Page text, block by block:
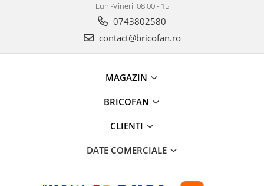
Pirostrii si accesorii pentru gatit
Iluminat & electrice
Luni-Vineri: 08:00 - 15
0743802580
contact@bricofan.ro
MAGAZIN
BRICOFAN
CLIENTI
DATE COMERCIALE